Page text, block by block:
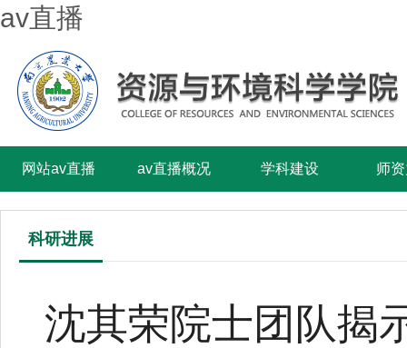
av直播
网站av直播 av直播概况 学科建设 师
科研进展
沈其荣院士团队揭